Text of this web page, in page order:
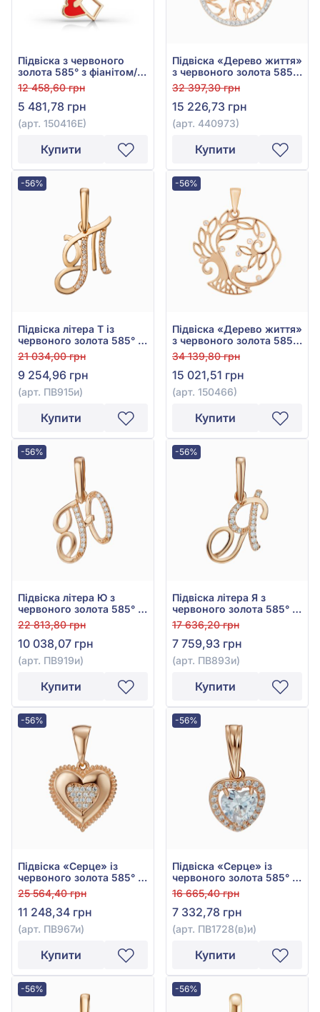
Підвіска з червоного
золота 585° з фіанітом/
куб.цирконієм, арт.
150416Е
12 458,60 грн
5 481,78 грн
(арт. 150416Е)
Купити
Підвіска «Дерево життя»
з червоного золота 585°
з чорним та білим
фіанітом, арт. 440973
32 397,30 грн
15 226,73 грн
(арт. 440973)
Купити
-56%
Підвіска літера Т із
червоного золота 585° з
фіанітом/куб.цирконієм,
арт. ПВ915и
21 034,00 грн
9 254,96 грн
(арт. ПВ915и)
Купити
-56%
Підвіска «Дерево життя»
з червоного золота 585°
з фіанітом/
куб.цирконієм, арт.
150466
34 139,80 грн
15 021,51 грн
(арт. 150466)
Купити
-56%
Підвіска літера Ю з
червоного золота 585° з
фіанітом/куб.цирконієм,
арт. ПВ919и
22 813,80 грн
10 038,07 грн
(арт. ПВ919и)
Купити
-56%
Підвіска літера Я з
червоного золота 585° з
фіанітом, арт. ПВ893и
17 636,20 грн
7 759,93 грн
(арт. ПВ893и)
Купити
-56%
Підвіска «Серце» із
червоного золота 585° з
куб. окс. цирконію, арт.
ПВ967и
25 564,40 грн
11 248,34 грн
(арт. ПВ967и)
Купити
-56%
Підвіска «Серце» із
червоного золота 585° з
фіанітом/куб.цирконієм,
арт. ПВ1728(в)и
16 665,40 грн
7 332,78 грн
(арт. ПВ1728(в)и)
Купити
-56% -56%